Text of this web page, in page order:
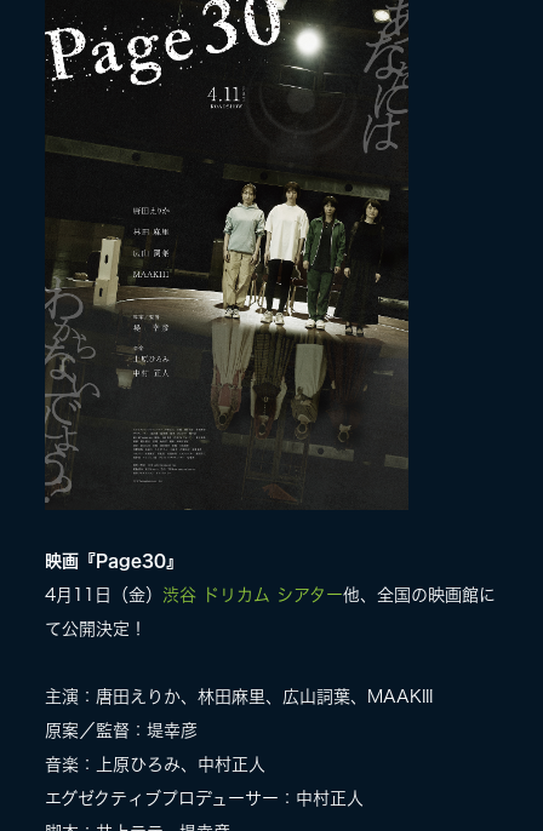
映画『Page30』
4月11日（金） 渋谷 ドリカム シアター他、全国の映画館に
て公開決定！
主演：唐田えりか、林田麻里、広山詞葉、MAAKIII
原案／監督：堤幸彦
音楽：上原ひろみ、中村正人
エグゼクティブプロデューサー：中村正人